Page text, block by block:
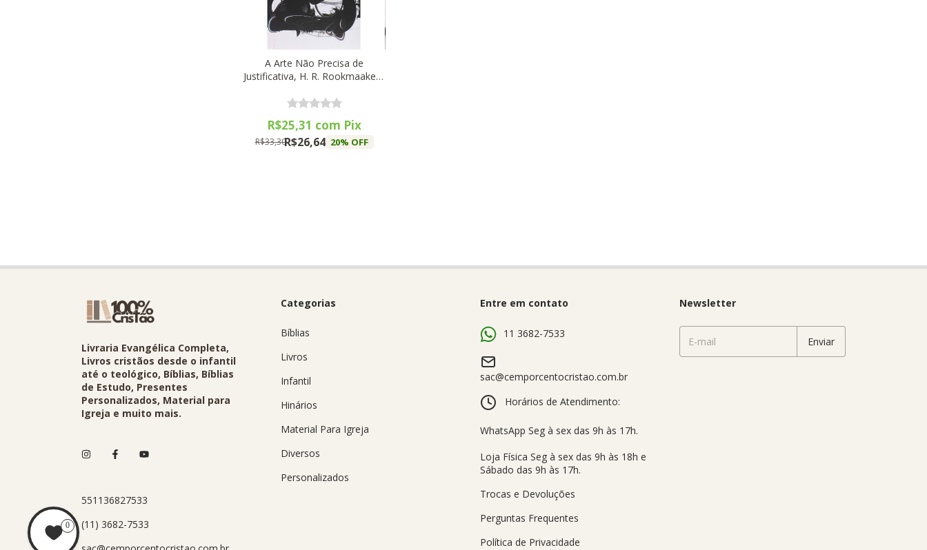
A Arte Não Precisa de
Justificativa, H. R. Rookmaaker -
R$26,64
R$33,30 20% OFF
R$25,31 com Pix
Livraria Evangélica Completa,
Livros cristãos desde o infantil
até o teológico, Bíblias, Bíblias
de Estudo, Presentes
Personalizados, Material para
Igreja e muito mais.
551136827533
(11) 3682-7533
Categorias
Bíblias
Livros
Infantil
Hinários
Material Para Igreja
Diversos
Personalizados
Entre em contato
11 3682-7533
sac@cemporcentocristao.com.br
Horários de Atendimento:
Trocas e Devoluções
Perguntas Frequentes
Política de Privacidade
Newsletter
0